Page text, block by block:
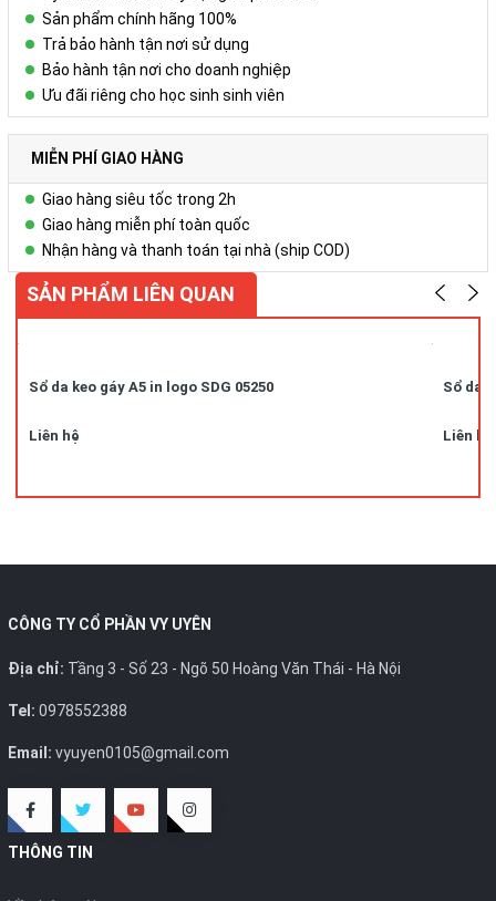
Sản phẩm chính hãng 100%
Trả bảo hành tận nơi sử dụng
Bảo hành tận nơi cho doanh nghiệp
Ưu đãi riêng cho học sinh sinh viên
MIỄN PHÍ GIAO HÀNG
Giao hàng siêu tốc trong 2h
Giao hàng miễn phí toàn quốc
Nhận hàng và thanh toán tại nhà (ship COD)
SẢN PHẨM LIÊN QUAN
Sổ da keo gáy A5 in logo SDG 05250
Liên hệ
Sổ da
Liên hệ
CÔNG TY CỔ PHẦN VY UYÊN
Địa chỉ: Tầng 3 - Số 23 - Ngõ 50 Hoàng Văn Thái - Hà Nội
Tel: 0978552388
Email: vyuyen0105@gmail.com
THÔNG TIN